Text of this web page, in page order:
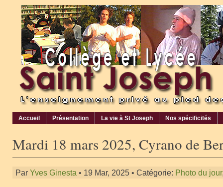
Accueil Présentation La vie à St Joseph Nos spécificités
Mardi 18 mars 2025, Cyrano de
Par Yves Ginesta • 19 Mar, 2025 • Catégorie: Photo du jour